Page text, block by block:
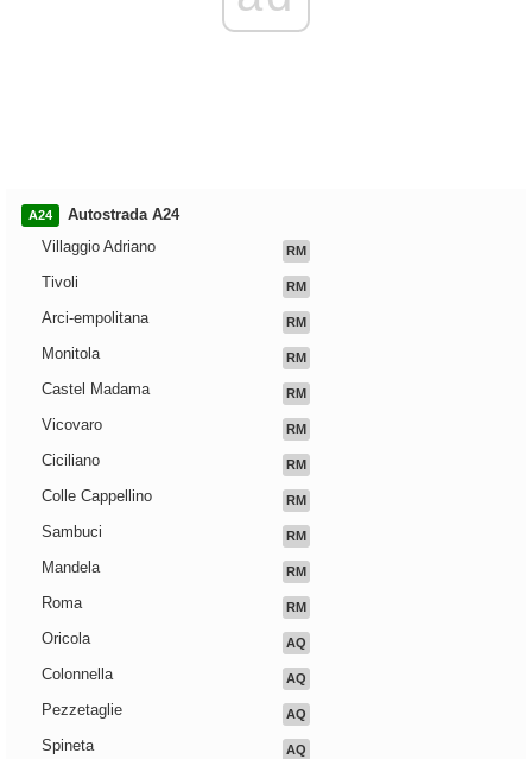
A24
Autostrada A24
Villaggio Adriano
RM
Tivoli RM
Arci-empolitana RM
Monitola RM
Castel Madama RM
Vicovaro RM
Ciciliano RM
Colle Cappellino RM
Sambuci RM
Mandela RM
Roma RM
Oricola AQ
Colonnella AQ
Pezzetaglie AQ
Spineta AQ